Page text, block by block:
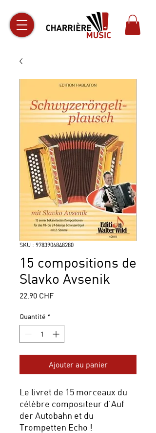
SKU : 9783906848280
15 compositions de
Slavko Avsenik
22.90 CHFPrix
Quantité *
Ajouter au panier
Le livret de 15 morceaux du
célèbre compositeur d'Auf
der Autobahn et du
Trompetten Echo !